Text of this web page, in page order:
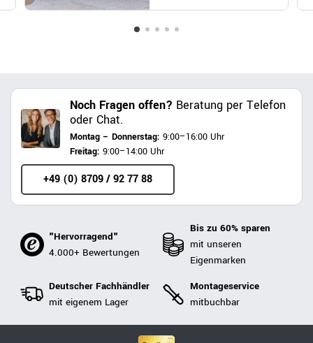
Noch Fragen offen? Beratung per Telefon
oder Chat.
Montag – Donnerstag: 9:00–16:00 Uhr
Freitag: 9:00–14:00 Uhr
+49 (0) 8709 / 92 77 88
"Hervorragend"
4.000+ Bewertungen
Bis zu 60% sparen
mit unseren
Eigenmarken
Deutscher Fachhändler
mit eigenem Lager
Montageservice
mitbuchbar